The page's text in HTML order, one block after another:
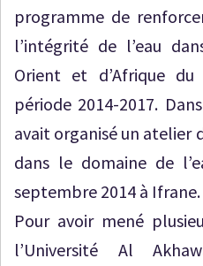
programme de
l’intégrité de l’eau
Orient et d’Afrique
période 2014-2017.
avait organisé un atelier
dans le domaine de
septembre 2014 à Ifrane.
Pour avoir mené
l’Université Al